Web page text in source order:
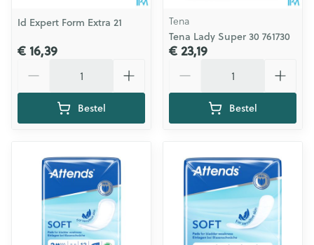
Id Expert Form Extra 21
€ 16,39
Bestel
Tena
Tena Lady Super 30 761730
€ 23,19
Bestel